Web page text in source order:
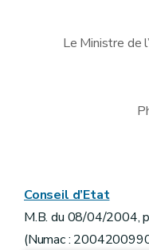
Le Ministre de
Conseil d’Etat
M.B. du 08/04/2004,
(Numac :